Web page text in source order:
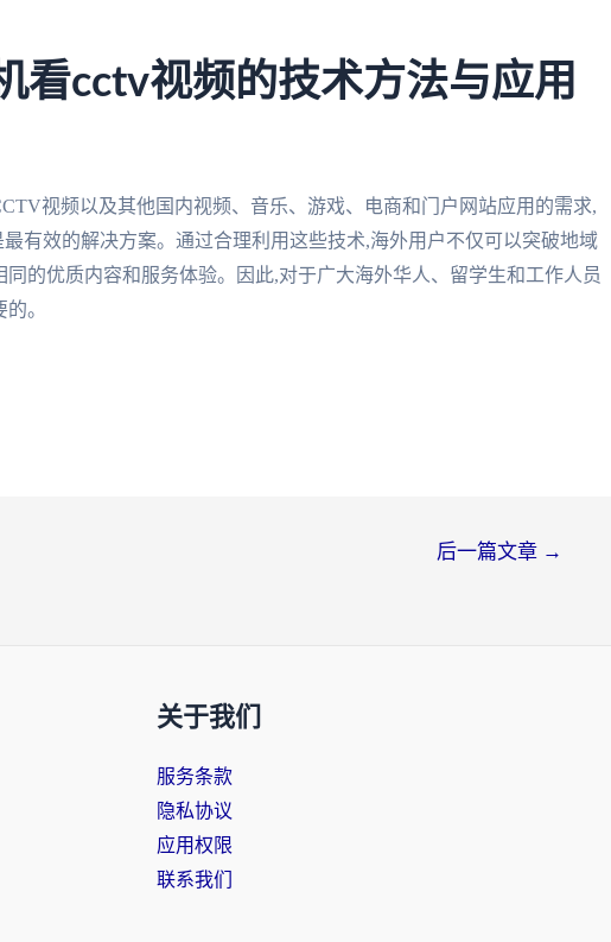
看cctv视频的技术方法与应用
视频以及其他国内视频、音乐、游戏、电商和门户网站应用的需求,
有效的解决方案。通过合理利用这些技术,海外用户不仅可以突破地域
同的优质内容和服务体验。因此,对于广大海外华人、留学生和工作人员
。
后一篇文章 →
关于我们
服务条款
隐私协议
应用权限
联系我们